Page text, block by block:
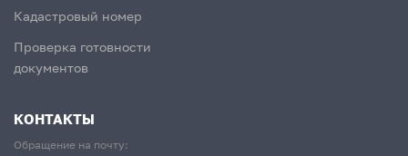
Кадастровый номер
Проверка готовности
документов
КОНТАКТЫ
Обращение на почту: